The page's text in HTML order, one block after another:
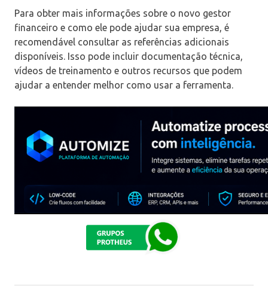
Para obter mais informações sobre o novo gestor
financeiro e como ele pode ajudar sua empresa, é
recomendável consultar as referências adicionais
disponíveis. Isso pode incluir documentação técnica,
vídeos de treinamento e outros recursos que podem
ajudar a entender melhor como usar a ferramenta.